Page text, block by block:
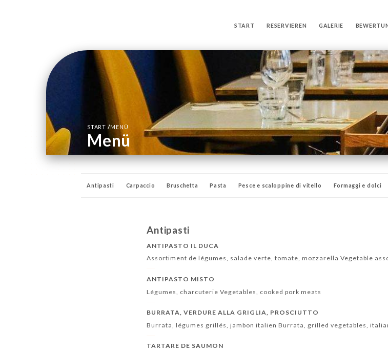
START RESERVIEREN GALERIE
START /MENÜ
Menü
Antipasti Carpaccio Bruschetta Pasta Pesce e scaloppine di vitello Formaggi e dolci
Antipasti
ANTIPASTO IL DUCA
Assortiment de légumes, salade verte, tomate, mozzarella Vegetable
ANTIPASTO MISTO
Légumes, charcuterie Vegetables, cooked pork meats
BURRATA, VERDURE ALLA GRIGLIA, PROSCIUTTO
Burrata, légumes grillés, jambon italien Burrata, grilled vegetables,
TARTARE DE SAUMON